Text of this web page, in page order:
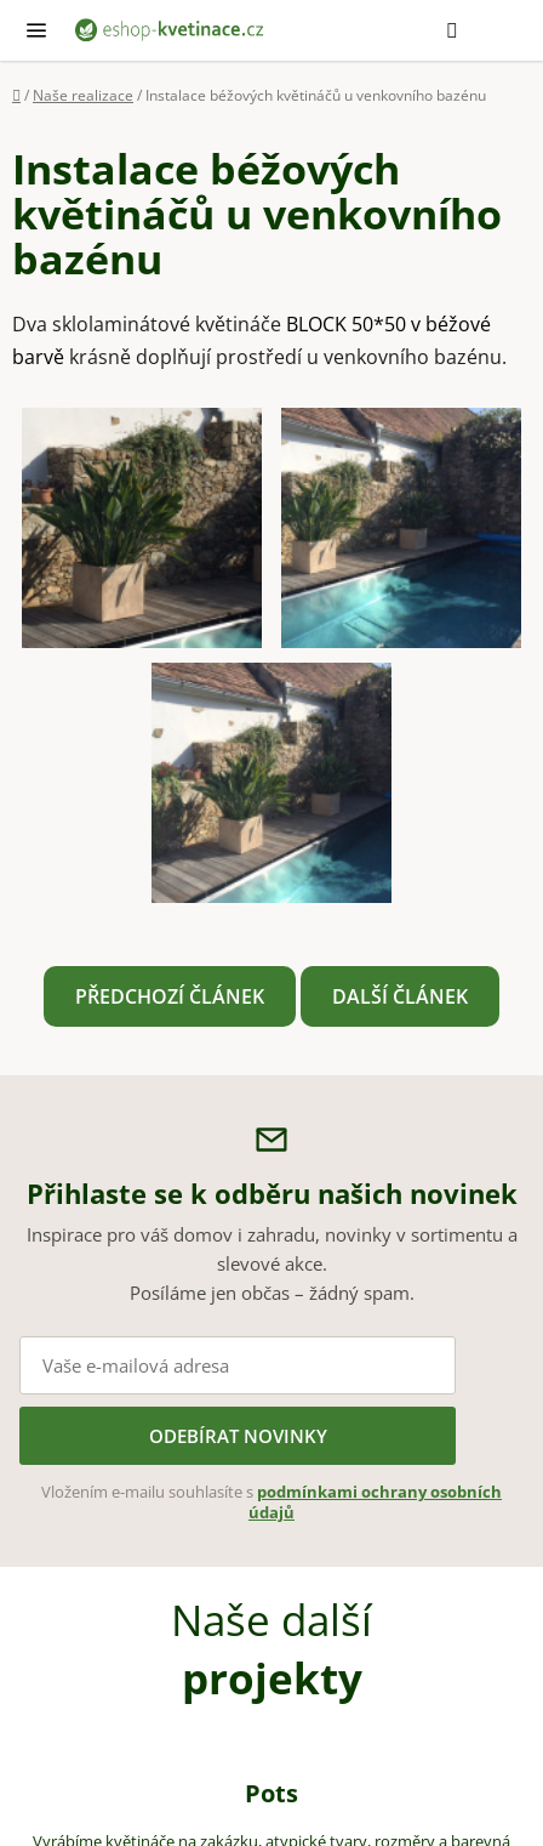
obsah
Domů
/ Naše realizace / Instalace béžových květináčů u venkovního bazénu
Instalace béžových
květináčů u venkovního
bazénu
Dva sklolaminátové květináče BLOCK 50*50 v béžové
barvě krásně doplňují prostředí u venkovního bazénu.
PŘEDCHOZÍ ČLÁNEK DALŠÍ ČLÁNEK
Přihlaste se k odběru našich novinek
Inspirace pro váš domov i zahradu, novinky v sortimentu a
slevové akce.
Posíláme jen občas – žádný spam.
ODEBÍRAT NOVINKY
Vložením e-mailu souhlasíte s podmínkami ochrany osobních
údajů
Naše další
projekty
Pots
Vyrábíme květináče na zakázku, atypické tvary, rozměry a barevná